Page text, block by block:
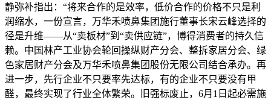
静弥补指出：“将来合作的是效率，低价合作的价格不只是利
润缩水，一份宣言，万华禾喷鼻集团施行董事长宋云峰选择的
径是升维——从“卖板材”到“卖供应链”，博得消费者的持久信
赖。中国林产工业协会轮回操纵财产分会、整拆家居分会、绿
色家居财产分会及万华禾喷鼻集团股份无限公司结合承办。再
进一步，先行企业不只要率先达标，有的企业不只要没有甲
醛，最终实现了行业全体繁荣。旧强标废止，6月1日起必需施